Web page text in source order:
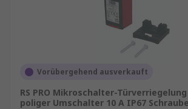
Vorübergehend ausverkauft
RS PRO Mikroschalter-
poliger Umschalter 10 A IP67 Schraube